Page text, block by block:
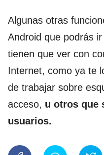
Algunas otras
Android que podrás
tienen que ver con
Internet, como ya te
de trabajar sobre
acceso, u otros que
usuarios.